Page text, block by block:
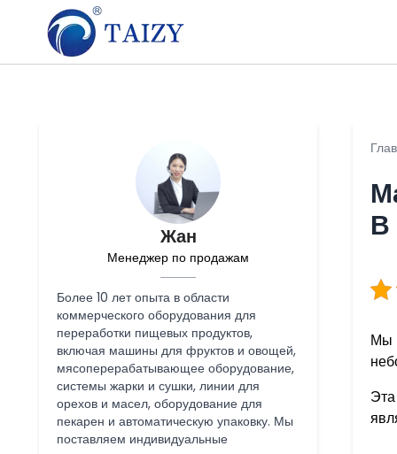
Жан
Менеджер по продажам
Более 10 лет опыта в области
коммерческого оборудования для
переработки пищевых продуктов,
включая машины для фруктов и овощей,
мясоперерабатывающее оборудование,
системы жарки и сушки, линии для
орехов и масел, оборудование для
пекарен и автоматическую упаковку. Мы
поставляем индивидуальные
В
Мы